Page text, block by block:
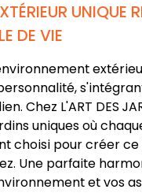
UNIQUE
DE VIE
Chez L'ART DES
uniquesoù
choisi pour créer
Une parfaite
et vos